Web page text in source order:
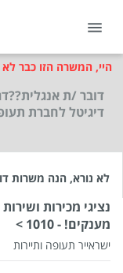
היי, המשרה הזו כבר
דובר /ת
דיגיטל לחברת
לא נורא, הנה משרות
נציגי מכירות
מענקים! - 1010 >
ישראייר תעופה ותיירות